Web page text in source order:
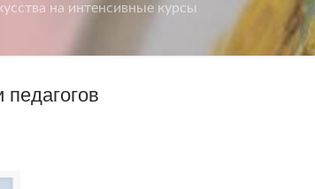
на интенсивные курсы